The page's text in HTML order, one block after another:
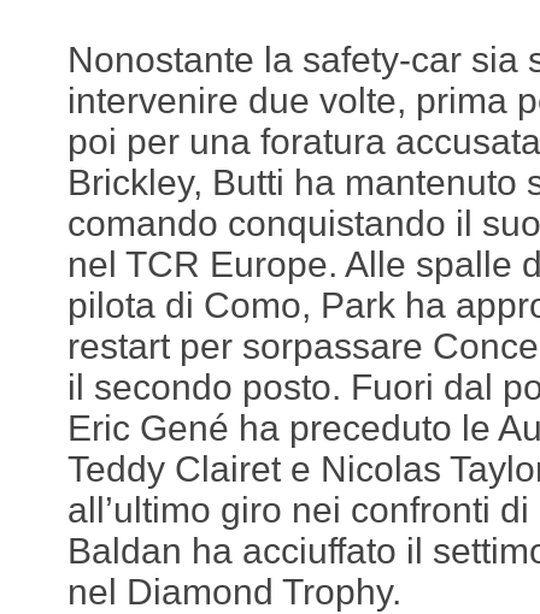
Nonostante la safety-car sia
intervenire due volte, prima
poi per una foratura
Brickley, Butti ha mantenuto
comando conquistando il
nel TCR Europe. Alle spalle
pilota di Como, Park ha
restart per sorpassare
il secondo posto. Fuori dal
Eric Gené ha preceduto le
Teddy Clairet e Nicolas
all’ultimo giro nei confronti
Baldan ha acciuffato il
nel Diamond Trophy.